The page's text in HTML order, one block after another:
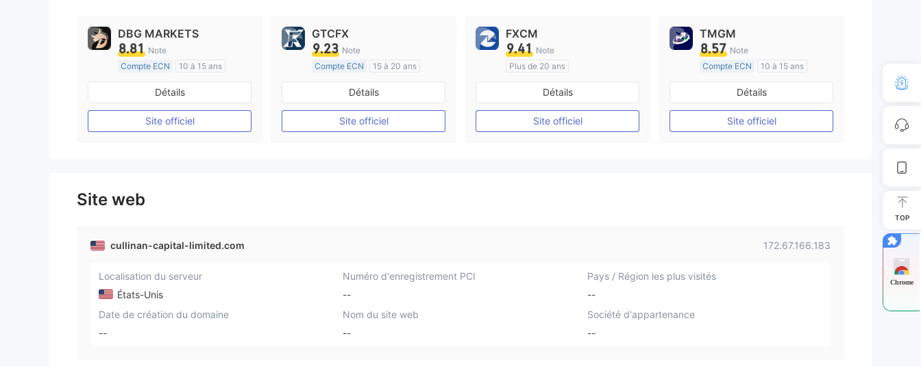
DBG MARKETS
8.81 Note
Compte ECN
10 à 15 ans
Réglementation de Australie
Market Making (MM)
Etiquette principale MT4
Détails
Site officiel
GTCFX
9.23 Note
Compte ECN
15 à 20 ans
Réglementation de Royaume-Uni
Market Making (MM)
Etiquette principale MT4
Détails
Site officiel
FXCM
9.41 Note
Plus de 20 ans
Réglementation de Australie
Market Making (MM)
Etiquette principale MT4
Détails
Site officiel
TMGM
8.57 Note
Compte ECN
10 à 15 ans
Réglementation de Australie
Market Making (MM)
Etiquette principale MT4
Détails
Site officiel
Site web
cullinan-capital-limited.com 172.67.166.183
Localisation du serveur
États-Unis
Numéro d'enregistrement PCI
--
Pays / Région les plus visités
--
Date de création du domaine
--
Nom du site web
--
Société d'appartenance
--
TOP
Chrome